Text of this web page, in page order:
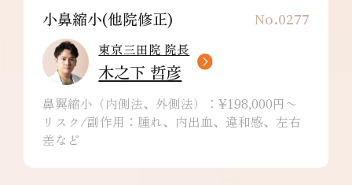
No.0277
小鼻縮小(他院修正)
東京三田院 院長
木之下 哲彦
鼻翼縮小（内側法、外側法）：¥198,000円〜
リスク/副作用：腫れ、内出血、違和感、左右
差など